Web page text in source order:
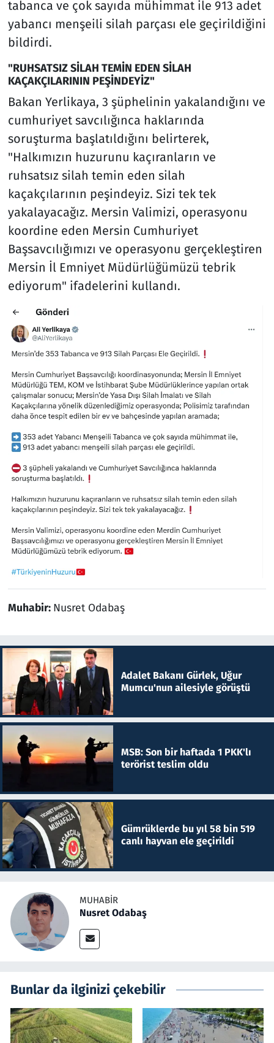
tabanca ve çok sayıda mühimmat ile 913 adet
yabancı menşeili silah parçası ele geçirildiğini
bildirdi.
"RUHSATSIZ SİLAH TEMİN EDEN SİLAH
KAÇAKÇILARININ PEŞİNDEYİZ"
Bakan Yerlikaya, 3 şüphelinin yakalandığını ve
cumhuriyet savcılığınca haklarında
soruşturma başlatıldığını belirterek,
"Halkımızın huzurunu kaçıranların ve
ruhsatsız silah temin eden silah
kaçakçılarının peşindeyiz. Sizi tek tek
yakalayacağız. Mersin Valimizi, operasyonu
koordine eden Mersin Cumhuriyet
Başsavcılığımızı ve operasyonu gerçekleştiren
Mersin İl Emniyet Müdürlüğümüzü tebrik
ediyorum" ifadelerini kullandı.
Muhabir: Nusret Odabaş
Adalet Bakanı Gürlek, Uğur
Mumcu'nun ailesiyle görüştü
MSB: Son bir haftada 1 PKK'lı
terörist teslim oldu
Gümrüklerde bu yıl 58 bin 519
canlı hayvan ele geçirildi
MUHABIR
Nusret Odabaş
Bunlar da ilginizi çekebilir